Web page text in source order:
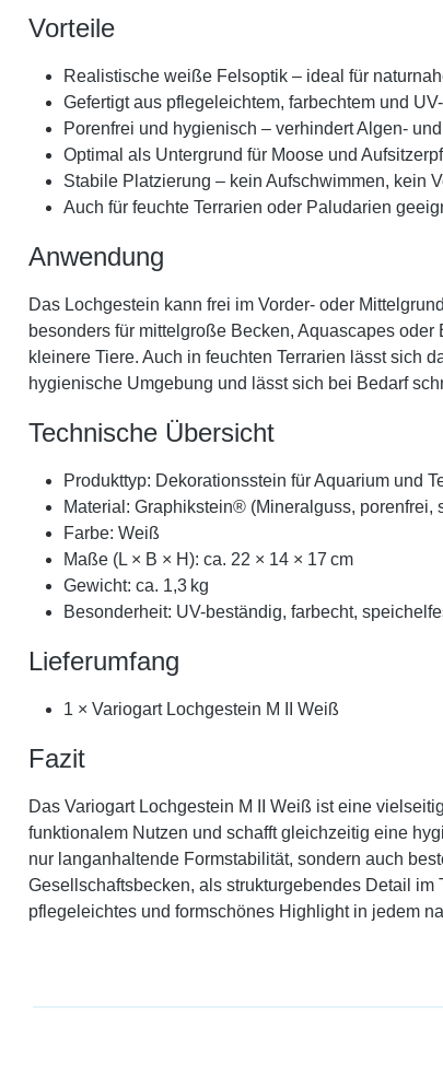
Vorteile
Realistische weiße Felsoptik – ideal für
Gefertigt aus pflegeleichtem, farbechtem und
Porenfrei und hygienisch – verhindert Algen-
Optimal als Untergrund für Moose und
Stabile Platzierung – kein Aufschwimmen, kein
Auch für feuchte Terrarien oder Paludarien
Anwendung
Das Lochgestein kann frei im Vorder- oder
besonders für mittelgroße Becken, Aquascapes
kleinere Tiere. Auch in feuchten Terrarien lässt sich
hygienische Umgebung und lässt sich bei Bedarf
Technische Übersicht
Produkttyp: Dekorationsstein für Aquarium und
Material: Graphikstein® (Mineralguss, porenfrei,
Farbe: Weiß
Maße (L × B × H): ca. 22 × 14 × 17 cm
Gewicht: ca. 1,3 kg
Besonderheit: UV-beständig, farbecht,
Lieferumfang
1 × Variogart Lochgestein M II Weiß
Fazit
Das Variogart Lochgestein M II Weiß ist eine
funktionalem Nutzen und schafft gleichzeitig eine
nur langanhaltende Formstabilität, sondern auch
Gesellschaftsbecken, als strukturgebendes Detail
pflegeleichtes und formschönes Highlight in jedem